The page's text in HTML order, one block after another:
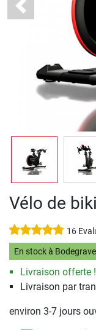
Previous
Vélo de
16
En stock à
Livraison offerte !
Livraison par
environ 3-7 jours